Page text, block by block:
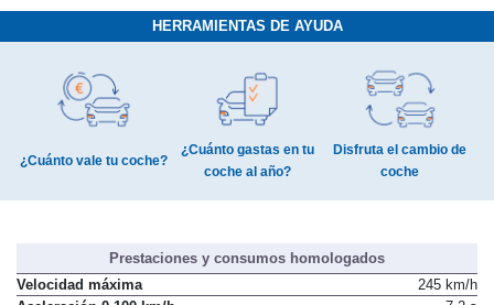
HERRAMIENTAS DE AYUDA
¿Cuánto gastas en tu
Disfruta el cambio de
Prestaciones y consumos homologados